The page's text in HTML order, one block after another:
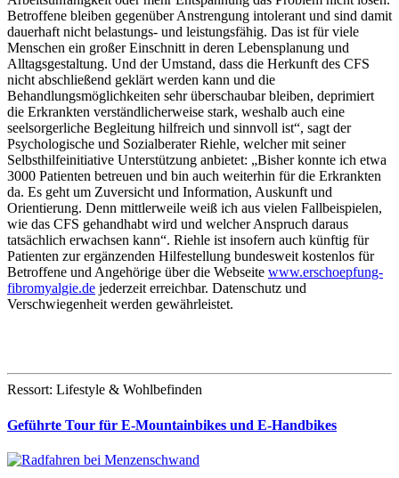
Betroffene bleiben gegenüber Anstrengung intolerant und sind damit
dauerhaft nicht belastungs- und leistungsfähig. Das ist für viele
Menschen ein großer Einschnitt in deren Lebensplanung und
Alltagsgestaltung. Und der Umstand, dass die Herkunft des CFS
nicht abschließend geklärt werden kann und die
Behandlungsmöglichkeiten sehr überschaubar bleiben, deprimiert
die Erkrankten verständlicherweise stark, weshalb auch eine
seelsorgerliche Begleitung hilfreich und sinnvoll ist“, sagt der
Psychologische und Sozialberater Riehle, welcher mit seiner
Selbsthilfeinitiative Unterstützung anbietet: „Bisher konnte ich etwa
3000 Patienten betreuen und bin auch weiterhin für die Erkrankten
da. Es geht um Zuversicht und Information, Auskunft und
Orientierung. Denn mittlerweile weiß ich aus vielen Fallbeispielen,
wie das CFS gehandhabt wird und welcher Anspruch daraus
tatsächlich erwachsen kann“. Riehle ist insofern auch künftig für
Patienten zur ergänzenden Hilfestellung bundesweit kostenlos für
Betroffene und Angehörige über die Webseite www.erschoepfung-
fibromyalgie.de jederzeit erreichbar. Datenschutz und
Verschwiegenheit werden gewährleistet.
Ressort: Lifestyle & Wohlbefinden
Geführte Tour für E-Mountainbikes und E-Handbikes